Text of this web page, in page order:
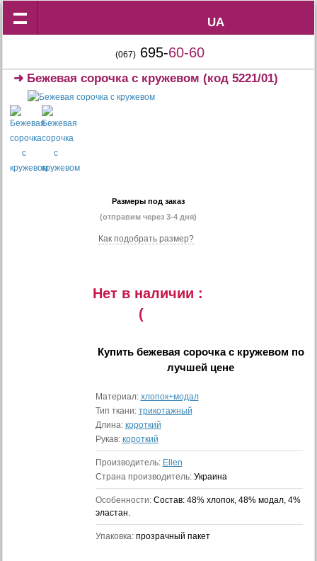
UA
UA
(067) 695-60-60
➜ Бежевая сорочка с кружевом (код 5221/01)
Размеры под заказ
(отправим через 3-4 дня)
Как подобрать размер?
Нет в наличии :
(
Купить бежевая сорочка с кружевом по
лучшей цене
Материал: хлопок+модал
Тип ткани: трикотажный
Длина: короткий
Рукав: короткий
Производитель: Ellen
Страна производитель: Украина
Особенности: Состав: 48% хлопок, 48% модал, 4%
эластан.
Упаковка: прозрачный пакет